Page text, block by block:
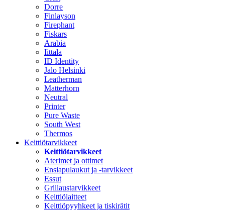
Dorre
Finlayson
Firephant
Fiskars
Arabia
Iittala
ID Identity
Jalo Helsinki
Leatherman
Matterhorn
Neutral
Printer
Pure Waste
South West
Thermos
Keittiötarvikkeet
Keittiötarvikkeet
Aterimet ja ottimet
Ensiapulaukut ja -tarvikkeet
Essut
Grillaustarvikkeet
Keittiölaitteet
Keittiöpyyhkeet ja tiskirätit